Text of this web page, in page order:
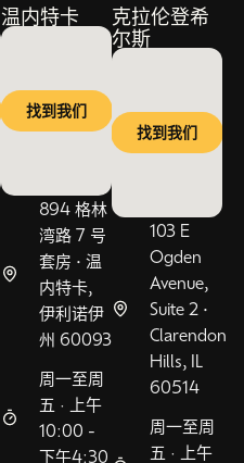
温内特卡
找到我们
894 格林
湾路 7 号
套房 • 温
内特卡,
伊利诺伊
州 60093
周一至周
五 · 上午
10:00 -
下午4:30
克拉伦登希
尔斯
找到我们
103 E
Ogden
Avenue,
Suite 2 •
Clarendon
Hills, IL
60514
周一至周
五 · 上午